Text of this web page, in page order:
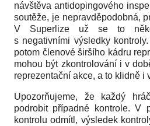
návštěva antidopingového
soutěže, je nepravděpodobná,
V Superlize už se to
s negativními výsledky
potom členové širšího kádru
mohou být zkontrolování i v
reprezentační akce, a to klidně i
Upozorňujeme, že každý
podrobit případné kontrole. V
kontrolu odmítl, výsledek